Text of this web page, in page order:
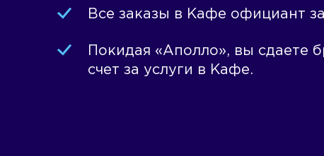
Все заказы в Кафе официант
Покидая «Аполло», вы сдаете
счет за услуги в Кафе.